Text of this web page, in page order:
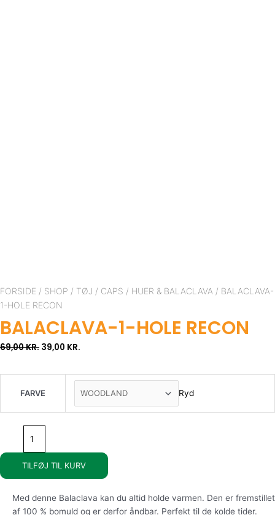
FORSIDE / SHOP / TØJ / CAPS / HUER & BALACLAVA / BALACLAVA-
1-HOLE RECON
BALACLAVA-1-HOLE RECON
69,00KR.
PRICE
WAS:
39,00 KR.
PRICE
FARVE Ryd
1-
hole
antal
TILFØJ TIL KURV
Med denne Balaclava kan du altid holde varmen. Den er fremstillet
af 100 % bomuld og er derfor åndbar. Perfekt til de kolde tider.